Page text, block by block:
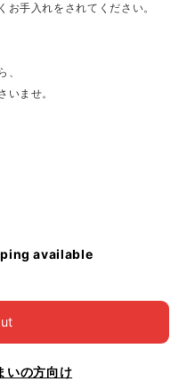
手入れをされてください。
、
いませ。
available
いの方向け